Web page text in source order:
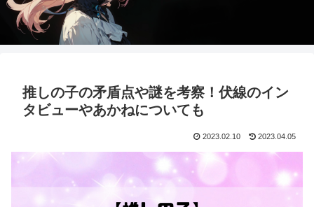
推しの子の矛盾点や謎を考察！伏線のイン
タビューやあかねについても
2023.02.10 2023.04.05